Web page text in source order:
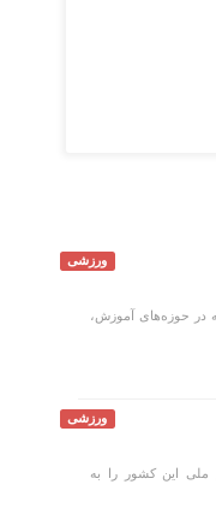
ورزشی
در حوزه‌های آموزش،
ورزشی
ملی این کشور را به